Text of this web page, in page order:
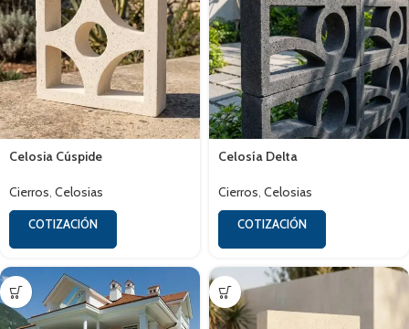
Celosia Cúspide
Cierros, Celosias
COTIZACIÓN
Celosía Delta
Cierros, Celosias
COTIZACIÓN